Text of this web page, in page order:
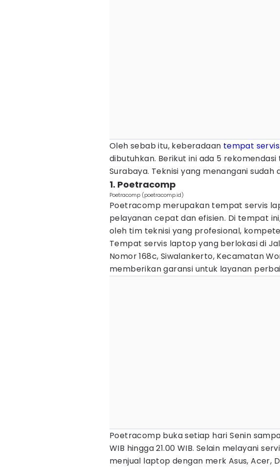
Oleh sebab itu, keberadaan tempat servis
dibutuhkan. Berikut ini ada 5
Surabaya. Teknisi yang menangani sudah
1. Poetracomp
Poetracomp (poetracomp.id)
Poetracomp merupakan tempat servis
pelayanan cepat dan efisien. Di tempat
oleh tim teknisi yang profesional,
Tempat servis laptop yang berlokasi di
Nomor 168c, Siwalankerto, Kecamatan
memberikan garansi untuk layanan
Poetracomp buka setiap hari Senin
WIB hingga 21.00 WIB. Selain melayani
menjual laptop dengan merk Asus, Acer,